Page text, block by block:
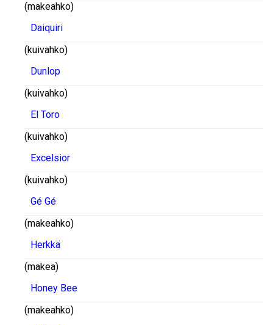
(makeahko)
Daiquiri
(kuivahko)
Dunlop
(kuivahko)
El Toro
(kuivahko)
Excelsior
(kuivahko)
Gé Gé
(makeahko)
Herkkä
(makea)
Honey Bee
(makeahko)